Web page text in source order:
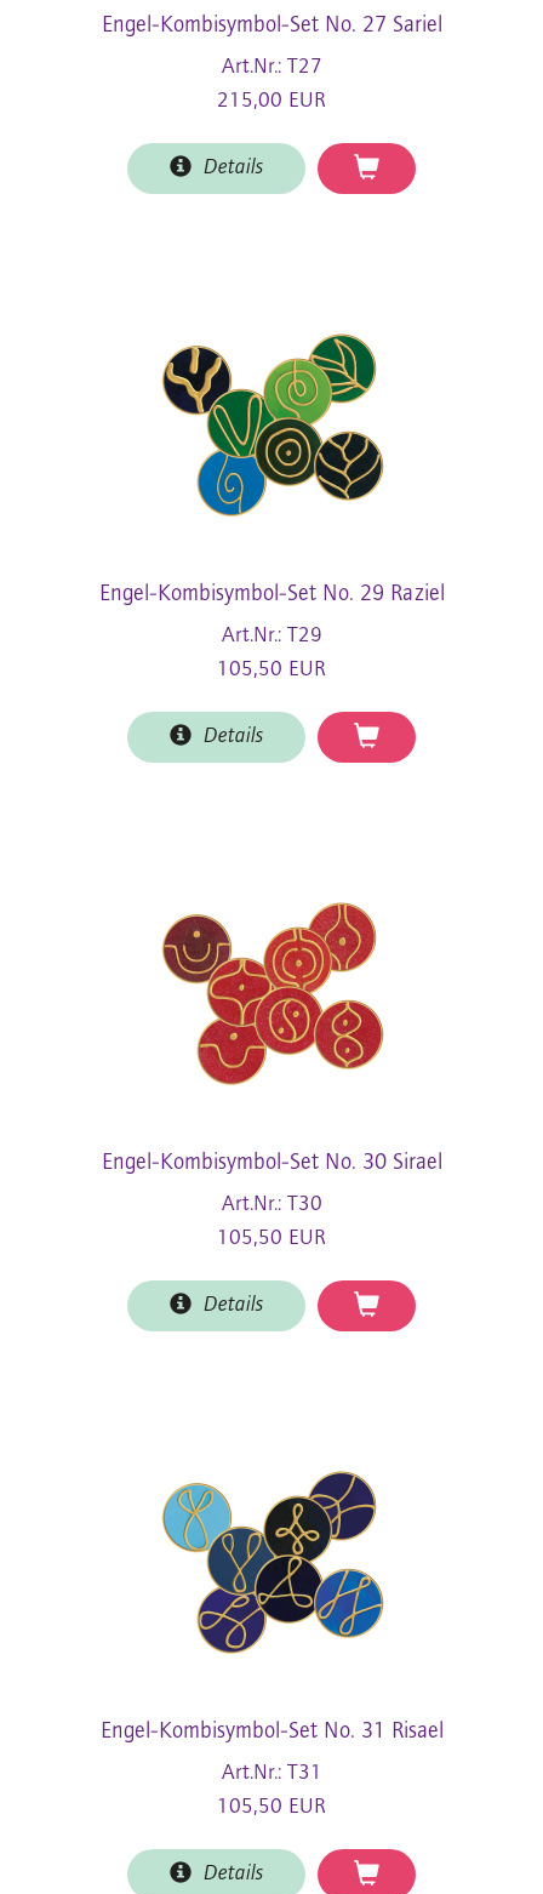
Engel-Kombisymbol-Set No. 27 Sariel
Art.Nr.: T27
215,00 EUR
Details
Engel-Kombisymbol-Set No. 29 Raziel
Art.Nr.: T29
105,50 EUR
Details
Engel-Kombisymbol-Set No. 30 Sirael
Art.Nr.: T30
105,50 EUR
Details
Engel-Kombisymbol-Set No. 31 Risael
Art.Nr.: T31
105,50 EUR
Details